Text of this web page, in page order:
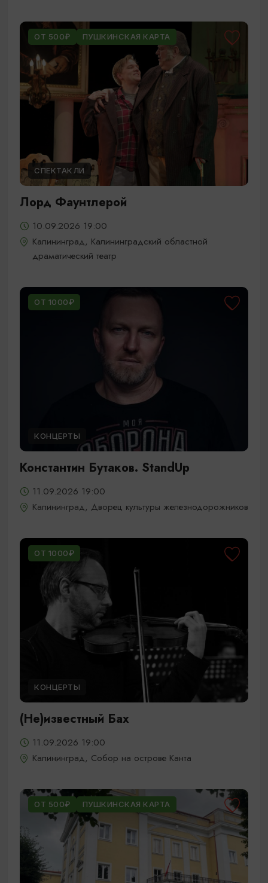
ОТ 500₽ ПУШКИНСКАЯ КАРТА
СПЕКТАКЛИ
Лорд Фаунтлерой
10.09.2026 19:00
Калининград, Калининградский областной
драматический театр
ОТ 1000₽
КОНЦЕРТЫ
Константин Бутаков. StandUp
11.09.2026 19:00
Калининград, Дворец культуры железнодорожников
ОТ 1000₽
КОНЦЕРТЫ
(Не)известный Бах
11.09.2026 19:00
Калининград, Собор на острове Канта
ОТ 500₽ ПУШКИНСКАЯ КАРТА